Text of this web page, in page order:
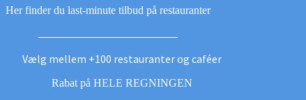
Her finder du last-minute tilbud på restauranter
Vælg mellem +100 restauranter og caféer
Rabat på HELE REGNINGEN